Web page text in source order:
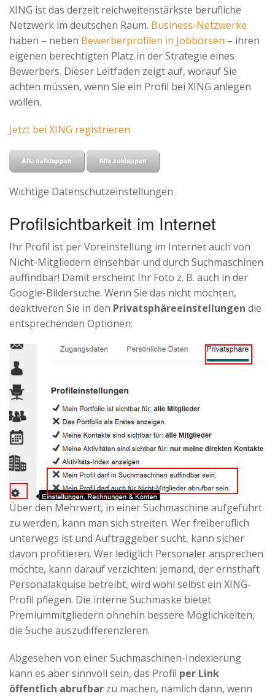
Advertiser
XING ist das derzeit reichweitenstärkste berufliche
Netzwerk im deutschen Raum. Business-Netzwerke
haben – neben Bewerberprofilen in Jobbörsen – ihren
eigenen berechtigten Platz in der Strategie eines
Bewerbers. Dieser Leitfaden zeigt auf, worauf Sie
achten müssen, wenn Sie ein Profil bei XING anlegen
wollen.
Jetzt bei XING registrieren
Alle aufklappen Alle zuklappen
Wichtige Datenschutzeinstellungen
Profilsichtbarkeit im Internet
Ihr Profil ist per Voreinstellung im Internet auch von
Nicht-Mitgliedern einsehbar und durch Suchmaschinen
auffindbar! Damit erscheint Ihr Foto z. B. auch in der
Google-Bildersuche. Wenn Sie das nicht möchten,
deaktiveren Sie in den Privatsphäreeinstellungen die
entsprechenden Optionen:
Über den Mehrwert, in einer Suchmaschine aufgeführt
zu werden, kann man sich streiten. Wer freiberuflich
unterwegs ist und Auftraggeber sucht, kann sicher
davon profitieren. Wer lediglich Personaler ansprechen
möchte, kann darauf verzichten: jemand, der ernsthaft
Personalakquise betreibt, wird wohl selbst ein XING-
Profil pflegen. Die interne Suchmaske bietet
Premiummitgliedern ohnehin bessere Möglichkeiten,
die Suche auszudifferenzieren.
Abgesehen von einer Suchmaschinen-Indexierung
kann es aber sinnvoll sein, das Profil per Link
öffentlich abrufbar zu machen, nämlich dann, wenn